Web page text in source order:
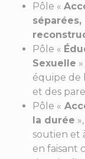
Pôle «
Pôle «
Sexuelle »
équipe de
et des
Pôle «
la durée
soutien et
en faisant